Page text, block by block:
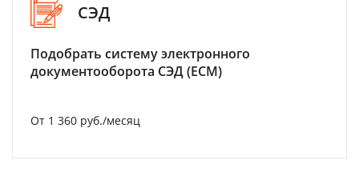
СЭД
Подобрать систему электронного
документооборота СЭД (ECM)
От 1 360 руб./месяц